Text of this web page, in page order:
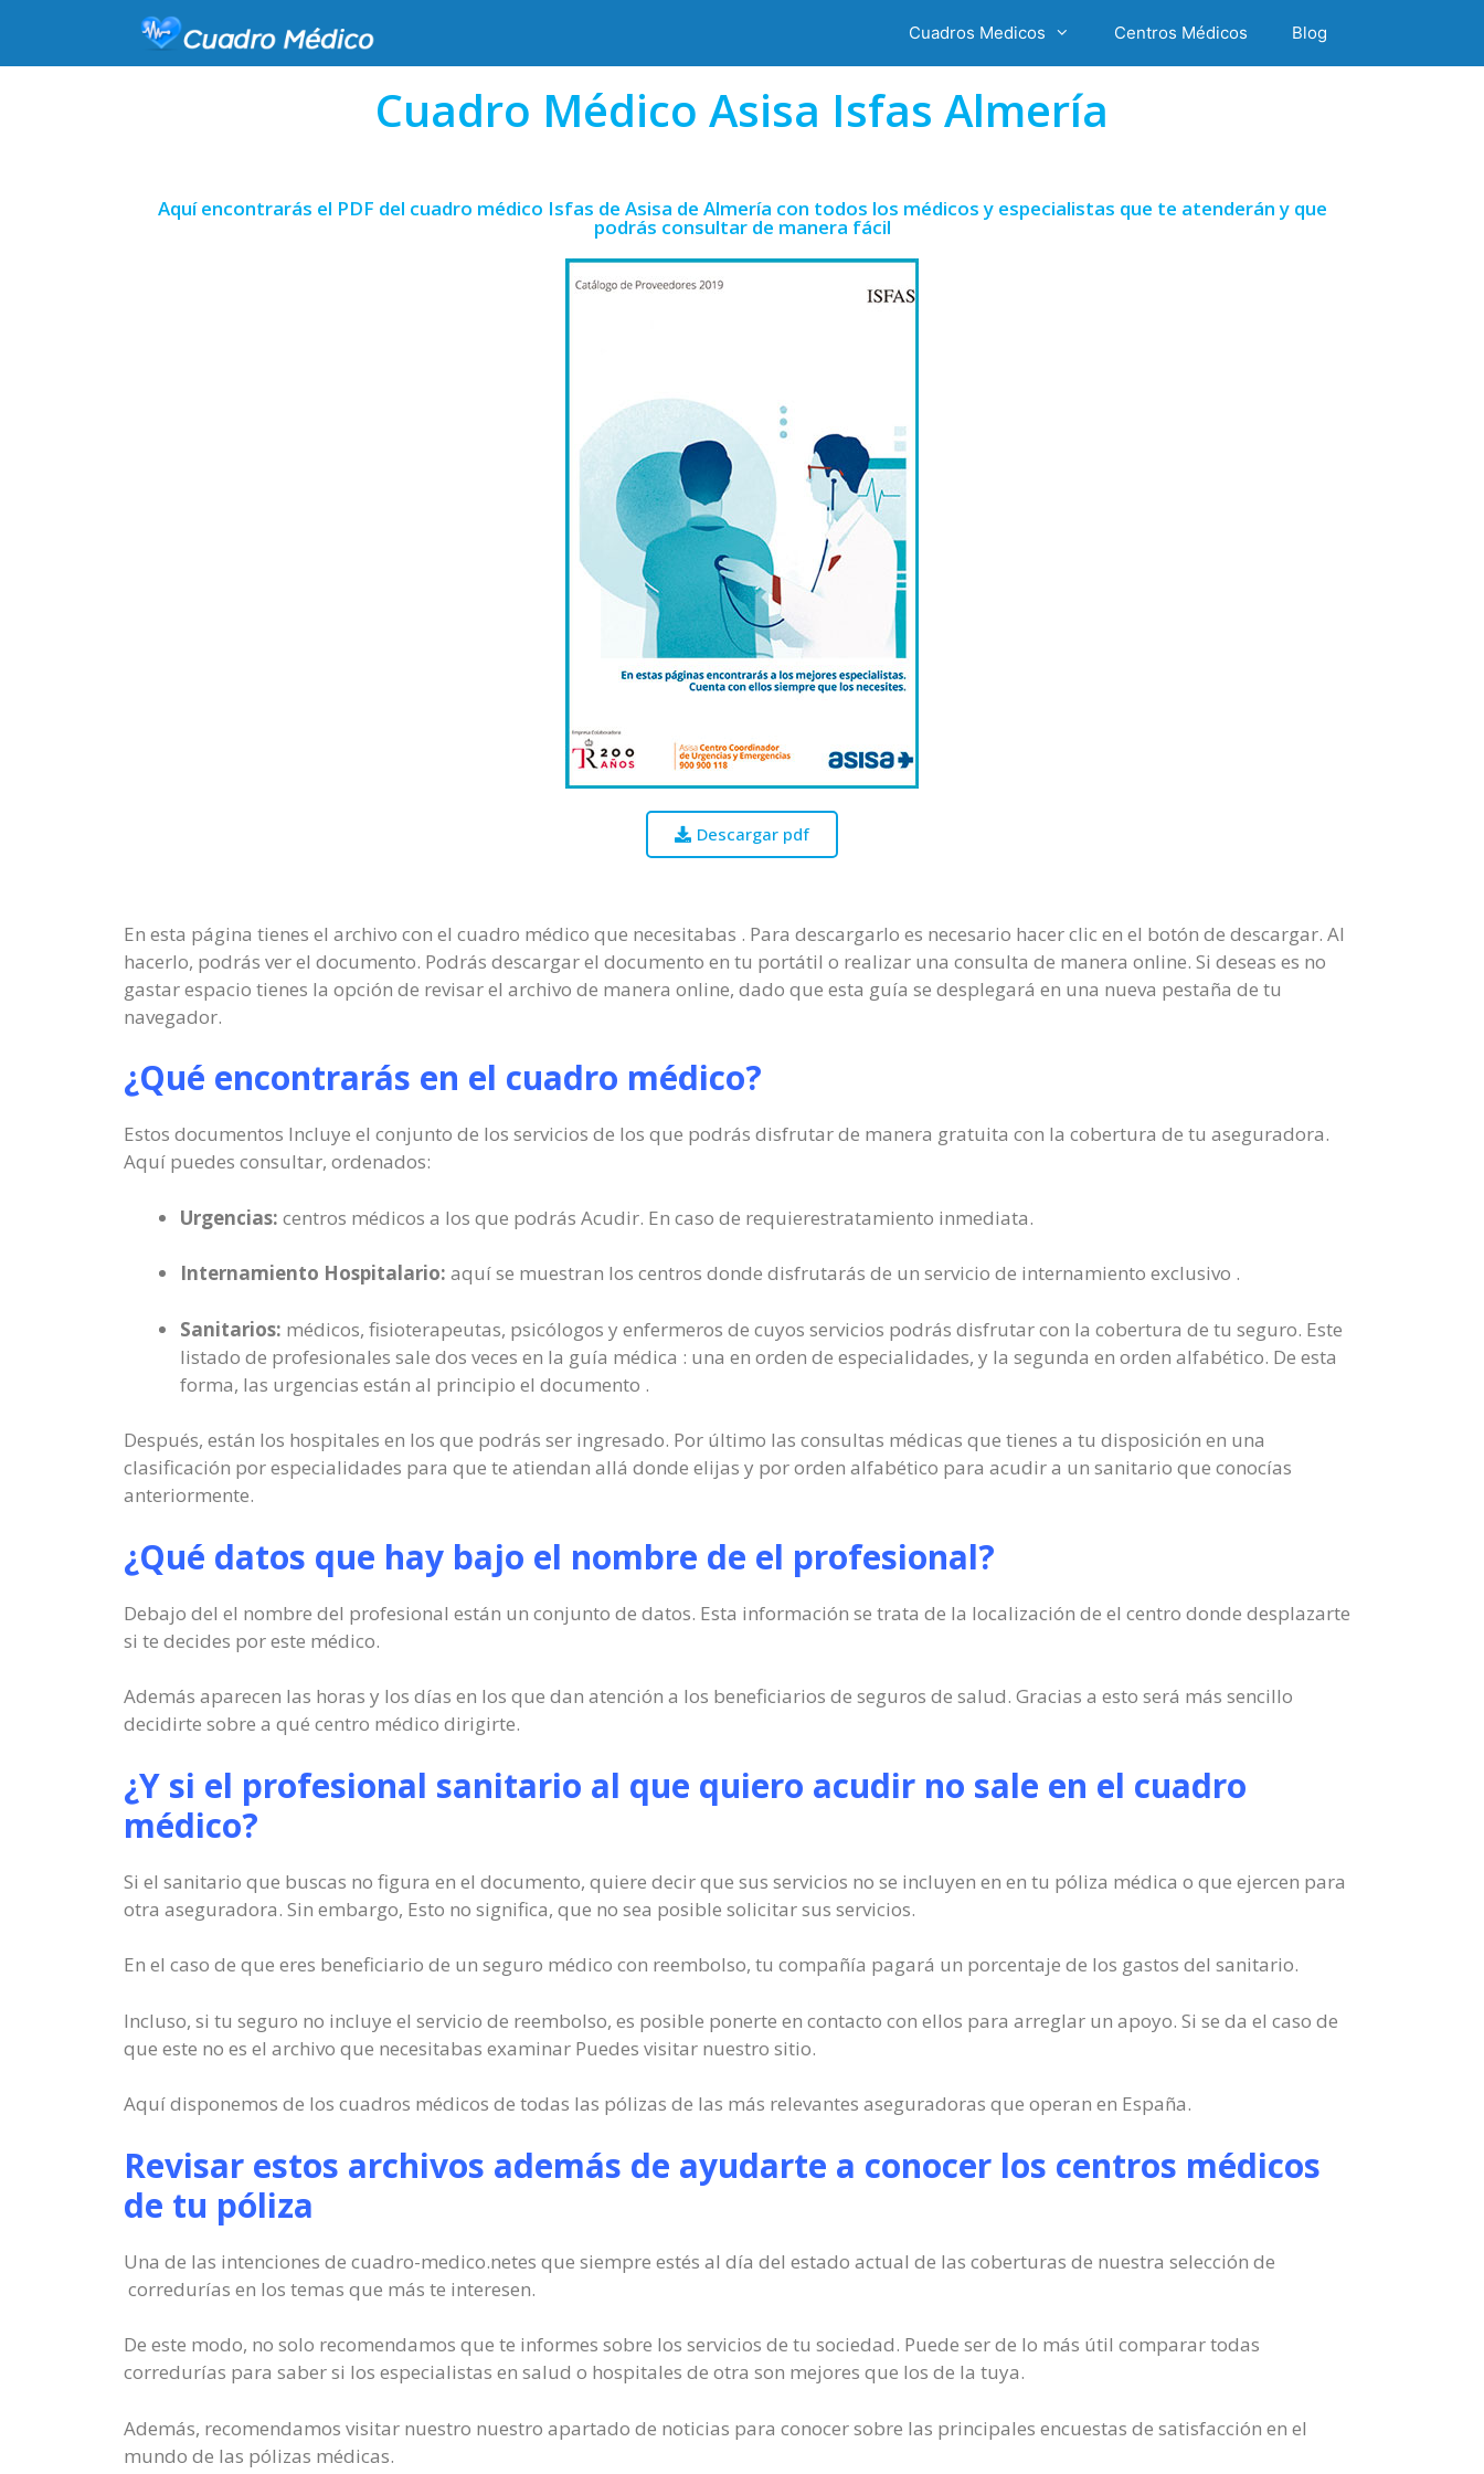
Cuadros Medicos Centros Médicos Blog
Cuadro Médico Asisa Isfas Almería
Aquí encontrarás el PDF del cuadro médico Isfas de Asisa de Almería con todos los médicos y especialistas que te atenderán y que
podrás consultar de manera fácil
Descargar pdf
En esta página tienes el archivo con el cuadro médico que necesitabas . Para descargarlo es necesario hacer clic en el botón de descargar. Al
hacerlo, podrás ver el documento. Podrás descargar el documento en tu portátil o realizar una consulta de manera online. Si deseas es no
gastar espacio tienes la opción de revisar el archivo de manera online, dado que esta guía se desplegará en una nueva pestaña de tu
navegador.
¿Qué encontrarás en el cuadro médico?
Estos documentos Incluye el conjunto de los servicios de los que podrás disfrutar de manera gratuita con la cobertura de tu aseguradora.
Aquí puedes consultar, ordenados:
Urgencias: centros médicos a los que podrás Acudir. En caso de requierestratamiento inmediata.
Internamiento Hospitalario: aquí se muestran los centros donde disfrutarás de un servicio de internamiento exclusivo .
Sanitarios: médicos, fisioterapeutas, psicólogos y enfermeros de cuyos servicios podrás disfrutar con la cobertura de tu seguro. Este
listado de profesionales sale dos veces en la guía médica : una en orden de especialidades, y la segunda en orden alfabético. De esta
forma, las urgencias están al principio el documento .
Después, están los hospitales en los que podrás ser ingresado. Por último las consultas médicas que tienes a tu disposición en una
clasificación por especialidades para que te atiendan allá donde elijas y por orden alfabético para acudir a un sanitario que conocías
anteriormente.
¿Qué datos que hay bajo el nombre de el profesional?
Debajo del el nombre del profesional están un conjunto de datos. Esta información se trata de la localización de el centro donde desplazarte
si te decides por este médico.
Además aparecen las horas y los días en los que dan atención a los beneficiarios de seguros de salud. Gracias a esto será más sencillo
decidirte sobre a qué centro médico dirigirte.
¿Y si el profesional sanitario al que quiero acudir no sale en el cuadro
médico?
Si el sanitario que buscas no figura en el documento, quiere decir que sus servicios no se incluyen en en tu póliza médica o que ejercen para
otra aseguradora. Sin embargo, Esto no significa, que no sea posible solicitar sus servicios.
En el caso de que eres beneficiario de un seguro médico con reembolso, tu compañía pagará un porcentaje de los gastos del sanitario.
Incluso, si tu seguro no incluye el servicio de reembolso, es posible ponerte en contacto con ellos para arreglar un apoyo. Si se da el caso de
que este no es el archivo que necesitabas examinar Puedes visitar nuestro sitio.
Aquí disponemos de los cuadros médicos de todas las pólizas de las más relevantes aseguradoras que operan en España.
Revisar estos archivos además de ayudarte a conocer los centros médicos
de tu póliza
Una de las intenciones de cuadro-medico.netes que siempre estés al día del estado actual de las coberturas de nuestra selección de
corredurías en los temas que más te interesen.
De este modo, no solo recomendamos que te informes sobre los servicios de tu sociedad. Puede ser de lo más útil comparar todas
corredurías para saber si los especialistas en salud o hospitales de otra son mejores que los de la tuya.
Además, recomendamos visitar nuestro nuestro apartado de noticias para conocer sobre las principales encuestas de satisfacción en el
mundo de las pólizas médicas.